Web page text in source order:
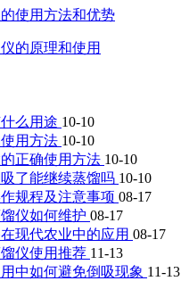
使用方法和优势
的原理和使用
么用途 10-10
用方法 10-10
正确使用方法 10-10
了能继续蒸馏吗 10-10
规程及注意事项 08-17
仪如何维护 08-17
现代农业中的应用 08-17
仪使用推荐 11-13
中如何避免倒吸现象 11-13